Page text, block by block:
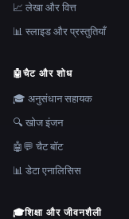
📈 लेखा और वित्त
📊 स्लाइड और प्रस्तुतियाँ
🤖चैट और शोध
🎓 अनुसंधान सहायक
🔍 खोज इंजन
🤖💬 चैट बॉट
📊 डेटा एनालिसिस
🎓शिक्षा और जीवनशैली